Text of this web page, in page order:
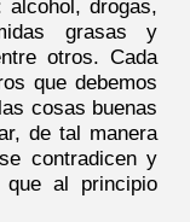
drogas,
grasas y
otros. Cada
que debemos
cosas buenas
de tal manera
contradicen y
al principio